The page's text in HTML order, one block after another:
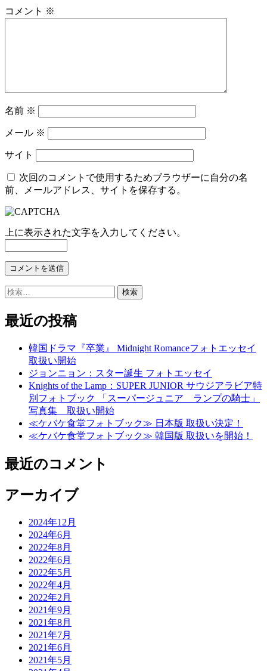
シ
コメント ※
名前 ※
メール ※
サイト
次回のコメントで使用するためブラウザーに自分の名
前、メールアドレス、サイトを保存する。
上に表示された文字を入力してください。
検
最近の投稿
韓国ドラマ『卒業』 Midnight Romanceフォトエッセイ
取扱い開始
ジョンニョン：スター誕生 フォトエッセイ
Knights of the Lamp：SUPER JUNIOR サウジアラビア特
別フォトブック 「スーパージュニア ランプの騎士」
写真集 取扱い開始
≪ケバケ食堂フォトブック≫ 日本版 取扱い決定！
≪ケバケ食堂フォトブック≫ 韓国版 取扱いを開始！
最近のコメント
アーカイブ
2024年12月
2024年6月
2022年8月
2022年6月
2022年5月
2022年4月
2022年2月
2021年9月
2021年8月
2021年7月
2021年6月
2021年5月